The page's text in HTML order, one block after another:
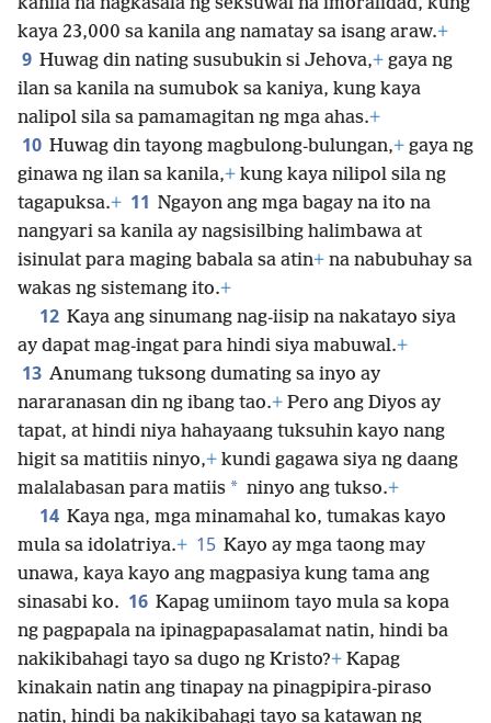
kaya 23,000 sa kanila ang namatay sa isang araw.+
9 Huwag din nating susubukin si Jehova,+ gaya ng
ilan sa kanila na sumubok sa kaniya, kung kaya
nalipol sila sa pamamagitan ng mga ahas.+
10 Huwag din tayong magbulong-bulungan,+ gaya ng
ginawa ng ilan sa kanila,+ kung kaya nilipol sila ng
tagapuksa.+ 11 Ngayon ang mga bagay na ito na
nangyari sa kanila ay nagsisilbing halimbawa at
isinulat para maging babala sa atin+ na nabubuhay sa
wakas ng sistemang ito.+
12 Kaya ang sinumang nag-iisip na nakatayo siya
ay dapat mag-ingat para hindi siya mabuwal.+
13 Anumang tuksong dumating sa inyo ay
nararanasan din ng ibang tao.+ Pero ang Diyos ay
tapat, at hindi niya hahayaang tuksuhin kayo nang
higit sa matitiis ninyo,+ kundi gagawa siya ng daang
malalabasan para matiis * ninyo ang tukso.+
14 Kaya nga, mga minamahal ko, tumakas kayo
mula sa idolatriya.+ 15 Kayo ay mga taong may
unawa, kaya kayo ang magpasiya kung tama ang
sinasabi ko. 16 Kapag umiinom tayo mula sa kopa
ng pagpapala na ipinagpapasalamat natin, hindi ba
nakikibahagi tayo sa dugo ng Kristo?+ Kapag
kinakain natin ang tinapay na pinagpipira-piraso
natin, hindi ba nakikibahagi tayo sa katawan ng